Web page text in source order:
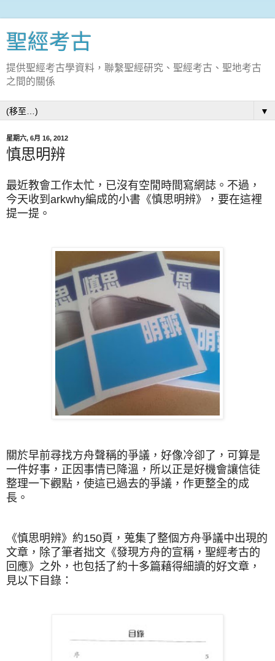
聖經考古
提供聖經考古學資料，聯繫聖經研究、聖經考古、聖地考古
之間的關係
▼
星期六, 6月 16, 2012
慎思明辨
最近教會工作太忙，已沒有空閒時間寫網誌。不過，
今天收到arkwhy編成的小書《慎思明辨》，要在這裡
提一提。
關於早前尋找方舟聲稱的爭議，好像冷卻了，可算是
一件好事，正因事情已降溫，所以正是好機會讓信徒
整理一下觀點，使這已過去的爭議，作更整全的成
長。
《慎思明辨》約150頁，蒐集了整個方舟爭議中出現的
文章，除了筆者拙文《發現方舟的宣稱，聖經考古的
回應》之外，也包括了約十多篇藉得細讀的好文章，
見以下目錄：